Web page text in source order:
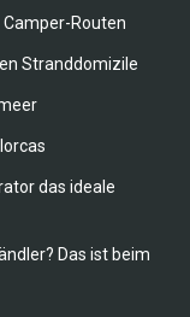
Routen
Stranddomizile
das ideale
Das ist beim